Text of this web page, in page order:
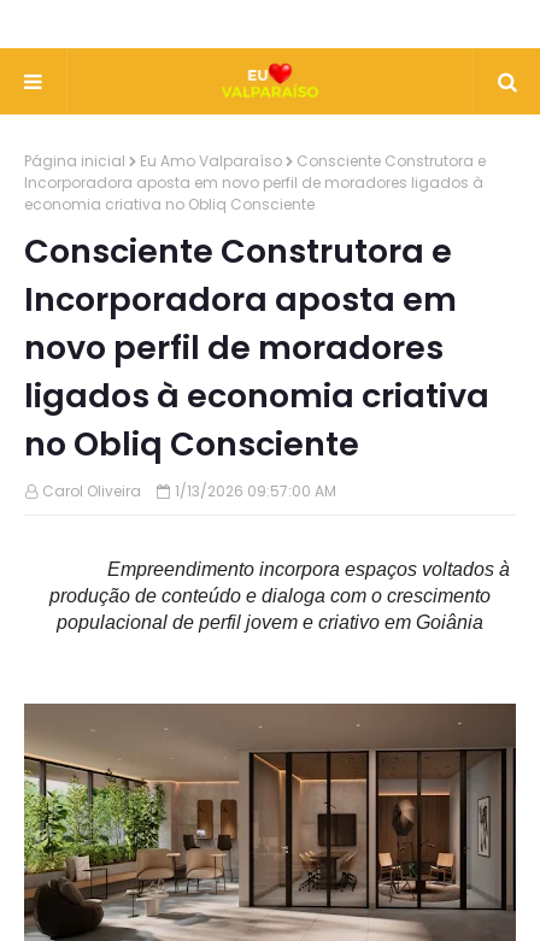
Página inicial Eu Amo Valparaíso
Consciente Construtora e
Incorporadora aposta em novo perfil de moradores ligados à
economia criativa no Obliq Consciente
Consciente Construtora e
Incorporadora aposta em
novo perfil de moradores
ligados à economia criativa
no Obliq Consciente
Carol Oliveira 1/13/2026 09:57:00 AM
Empreendimento incorpora espaços voltados à
produção de conteúdo e dialoga com o crescimento
populacional de perfil jovem e criativo em Goiânia